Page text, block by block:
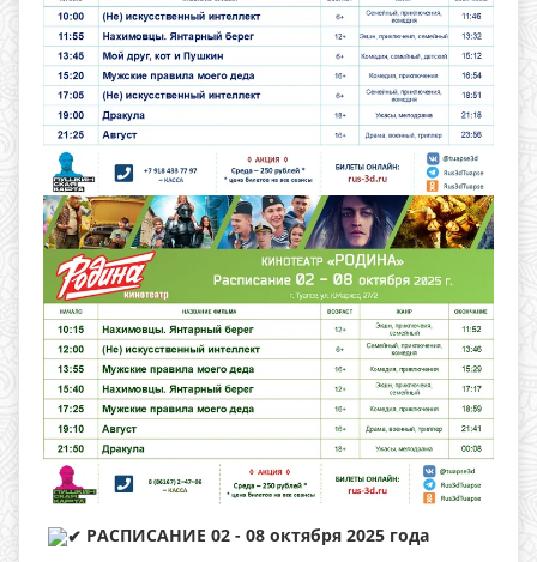
РАСПИСАНИЕ 02 - 08 октября 2025 года